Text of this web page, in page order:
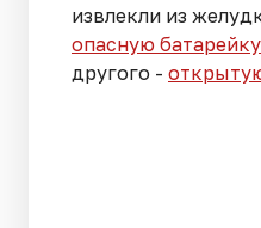
извлекли из
опасную батарейку
другого -